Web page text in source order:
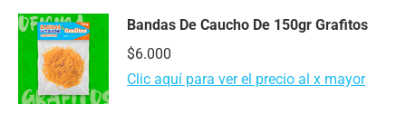
Bandas De Caucho De 150gr Grafitos
$6.000
Clic aquí para ver el precio al x mayor